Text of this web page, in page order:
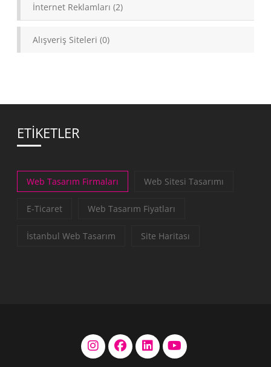
İnternet Reklamları (2)
Alışveriş Siteleri (0)
ETİKETLER
Web Tasarım Firmaları Web Sitesi Tasarımı
E-Ticaret Web Tasarım Fiyatları
İstanbul Web Tasarım Site Haritası